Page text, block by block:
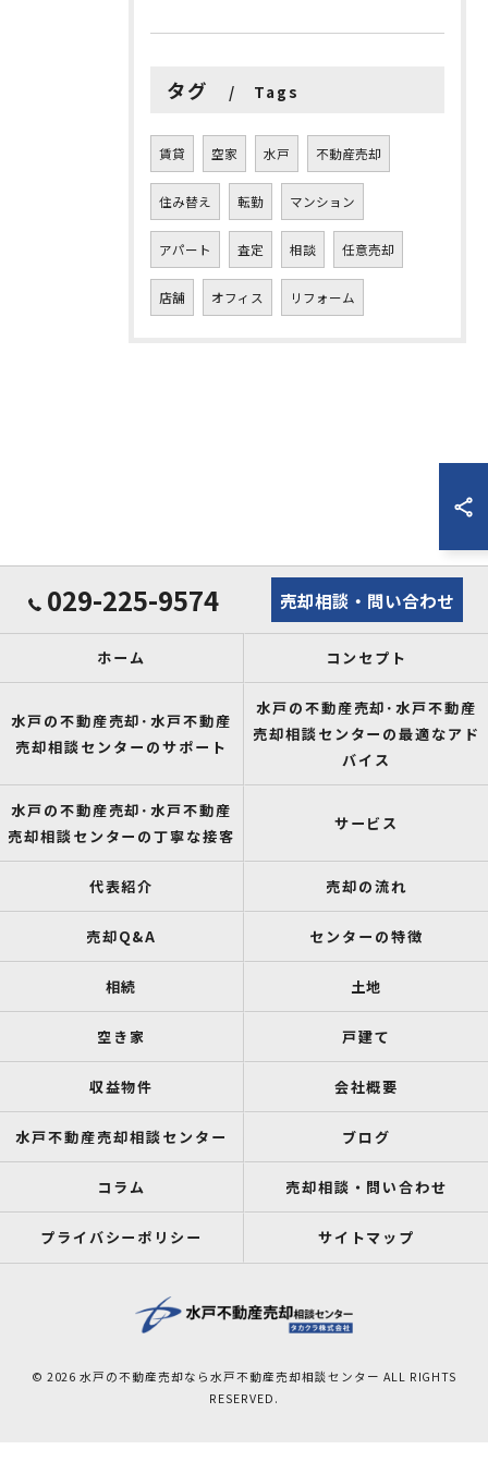
タグ Tags
賃貸 空家 水戸 不動産売却
住み替え 転勤 マンション
アパート 査定 相談 任意売却
店舗 オフィス リフォーム
029-225-9574 売却相談・問い合わせ
ホーム コンセプト
水戸の不動産売却･水戸不動産
売却相談センターのサポート
水戸の不動産売却･水戸不動産
売却相談センターの最適なアド
バイス
水戸の不動産売却･水戸不動産
売却相談センターの丁寧な接客
サービス
代表紹介 売却の流れ
売却Q&A センターの特徴
相続 土地
空き家 戸建て
収益物件 会社概要
水戸不動産売却相談センター ブログ
コラム 売却相談・問い合わせ
プライバシーポリシー サイトマップ
© 2026 水戸の不動産売却なら水戸不動産売却相談センター ALL RIGHTS
RESERVED.